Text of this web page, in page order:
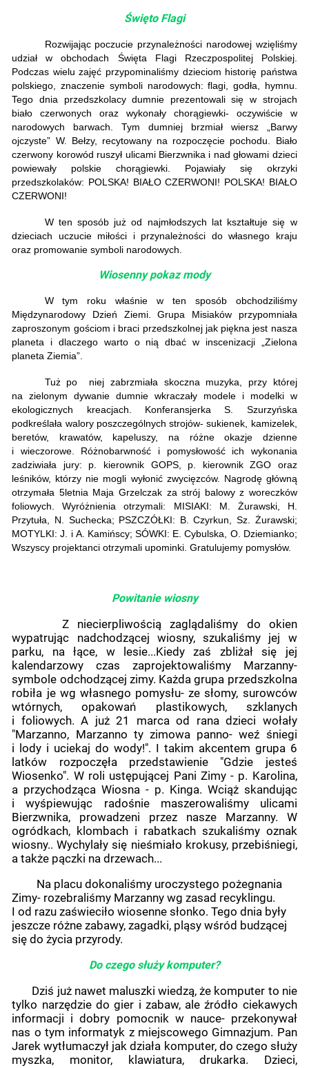
Święto Flagi
Rozwijając poczucie przynależności narodowej wzięliśmy
udział w obchodach Święta Flagi Rzeczpospolitej Polskiej.
Podczas wielu zajęć przypominaliśmy dzieciom historię państwa
polskiego, znaczenie symboli narodowych: flagi, godła, hymnu.
Tego dnia przedszkolacy dumnie prezentowali się w strojach
biało czerwonych oraz wykonały chorągiewki- oczywiście w
narodowych barwach. Tym dumniej brzmiał wiersz „Barwy
ojczyste” W. Bełzy, recytowany na rozpoczęcie pochodu. Biało
czerwony korowód ruszył ulicami Bierzwnika i nad głowami dzieci
powiewały polskie chorągiewki. Pojawiały się okrzyki
przedszkolaków: POLSKA! BIAŁO CZERWONI! POLSKA! BIAŁO
CZERWONI!
W ten sposób już od najmłodszych lat kształtuje się w
dzieciach uczucie miłości i przynależności do własnego kraju
oraz promowanie symboli narodowych.
Wiosenny pokaz mody
W tym roku właśnie w ten sposób obchodziliśmy
Międzynarodowy Dzień Ziemi. Grupa Misiaków przypomniała
zaproszonym gościom i braci przedszkolnej jak piękna jest nasza
planeta i dlaczego warto o nią dbać w inscenizacji „Zielona
planeta Ziemia”.
Tuż po niej zabrzmiała skoczna muzyka, przy której
na zielonym dywanie dumnie wkraczały modele i modelki w
ekologicznych kreacjach. Konferansjerka S. Szurzyńska
podkreślała walory poszczególnych strojów- sukienek, kamizelek,
beretów, krawatów, kapeluszy, na różne okazje dzienne
i wieczorowe. Różnobarwność i pomysłowość ich wykonania
zadziwiała jury: p. kierownik GOPS, p. kierownik ZGO oraz
leśników, którzy nie mogli wyłonić zwycięzców. Nagrodę główną
otrzymała 5letnia Maja Grzelczak za strój balowy z woreczków
foliowych. Wyróżnienia otrzymali: MISIAKI: M. Żurawski, H.
Przytuła, N. Suchecka; PSZCZÓŁKI: B. Czyrkun, Sz. Żurawski;
MOTYLKI: J. i A. Kamińscy; SÓWKI: E. Cybulska, O. Dziemianko;
Wszyscy projektanci otrzymali upominki. Gratulujemy pomysłów.
Powitanie wiosny
Z niecierpliwością zaglądaliśmy do okien
wypatrując nadchodzącej wiosny, szukaliśmy jej w
parku, na łące, w lesie...Kiedy zaś zbliżał się jej
kalendarzowy czas zaprojektowaliśmy Marzanny-
symbole odchodzącej zimy. Każda grupa przedszkolna
robiła je wg własnego pomysłu- ze słomy, surowców
wtórnych, opakowań plastikowych, szklanych
i foliowych. A już 21 marca od rana dzieci wołały
"Marzanno, Marzanno ty zimowa panno- weź śniegi
i lody i uciekaj do wody!". I takim akcentem grupa 6
latków rozpoczęła przedstawienie "Gdzie jesteś
Wiosenko". W roli ustępującej Pani Zimy - p. Karolina,
a przychodząca Wiosna - p. Kinga. Wciąż skandując
i wyśpiewując radośnie maszerowaliśmy ulicami
Bierzwnika, prowadzeni przez nasze Marzanny. W
ogródkach, klombach i rabatkach szukaliśmy oznak
wiosny.. Wychylały się nieśmiało krokusy, przebiśniegi,
a także pączki na drzewach...
Na placu dokonaliśmy uroczystego pożegnania
Zimy- rozebraliśmy Marzanny wg zasad recyklingu.
I od razu zaświeciło wiosenne słonko. Tego dnia były
jeszcze różne zabawy, zagadki, pląsy wśród budzącej
się do życia przyrody.
Do czego służy komputer?
Dziś już nawet maluszki wiedzą, że komputer to nie
tylko narzędzie do gier i zabaw, ale źródło ciekawych
informacji i dobry pomocnik w nauce- przekonywał
nas o tym informatyk z miejscowego Gimnazjum. Pan
Jarek wytłumaczył jak działa komputer, do czego służy
myszka, monitor, klawiatura, drukarka. Dzieci,